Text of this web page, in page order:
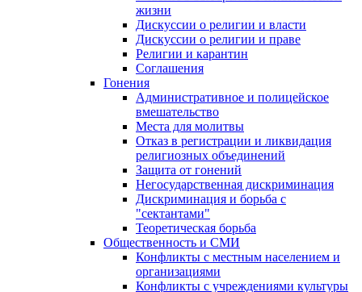
жизни
Дискуссии о религии и власти
Дискуссии о религии и праве
Религии и карантин
Соглашения
Гонения
Административное и полицейское
вмешательство
Места для молитвы
Отказ в регистрации и ликвидация
религиозных объединений
Защита от гонений
Негосударственная дискриминация
Дискриминация и борьба с
"сектантами"
Теоретическая борьба
Общественность и СМИ
Конфликты с местным населением и
организациями
Конфликты с учреждениями культуры